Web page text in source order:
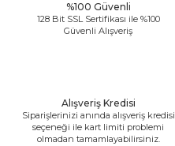
%100 Güvenli
128 Bit SSL Sertifikası ile %100
Güvenli Alışveriş
Alışveriş Kredisi
Siparişlerinizi anında alışveriş kredisi
seçeneği ile kart limiti problemi
olmadan tamamlayabilirsiniz.